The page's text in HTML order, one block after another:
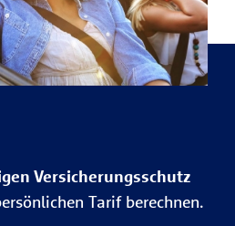
Versicherungsschutz
Tarif berechnen.